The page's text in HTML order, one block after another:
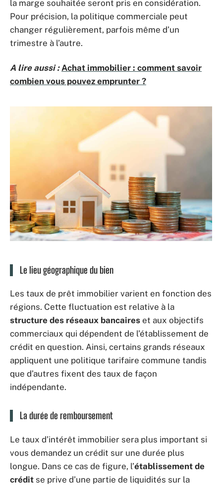
la marge souhaitée seront pris en considération.
Pour précision, la politique commerciale peut
changer régulièrement, parfois même d’un
trimestre à l’autre.
A lire aussi : Achat immobilier : comment savoir
combien vous pouvez emprunter ?
Le lieu géographique du bien
Les taux de prêt immobilier varient en fonction des
régions. Cette fluctuation est relative à la
structure des réseaux bancaires et aux objectifs
commerciaux qui dépendent de l’établissement de
crédit en question. Ainsi, certains grands réseaux
appliquent une politique tarifaire commune tandis
que d’autres fixent des taux de façon
indépendante.
La durée de remboursement
Le taux d’intérêt immobilier sera plus important si
vous demandez un crédit sur une durée plus
longue. Dans ce cas de figure, l’établissement de
crédit se prive d’une partie de liquidités sur la